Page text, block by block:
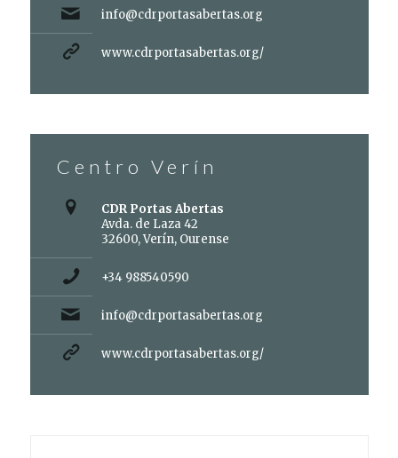
info@cdrportasabertas.org
www.cdrportasabertas.org/
Centro Verín
CDR Portas Abertas
Avda. de Laza 42
32600, Verín, Ourense
+34 988540590
info@cdrportasabertas.org
www.cdrportasabertas.org/